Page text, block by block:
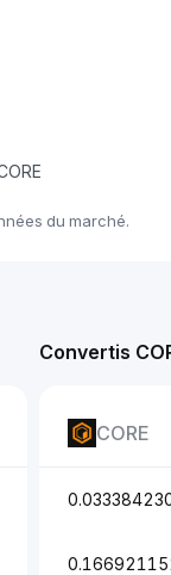
du marché.
Convertis
CORE